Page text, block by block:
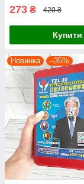
273 ₴ 420 ₴
Купити
Новинка –35%